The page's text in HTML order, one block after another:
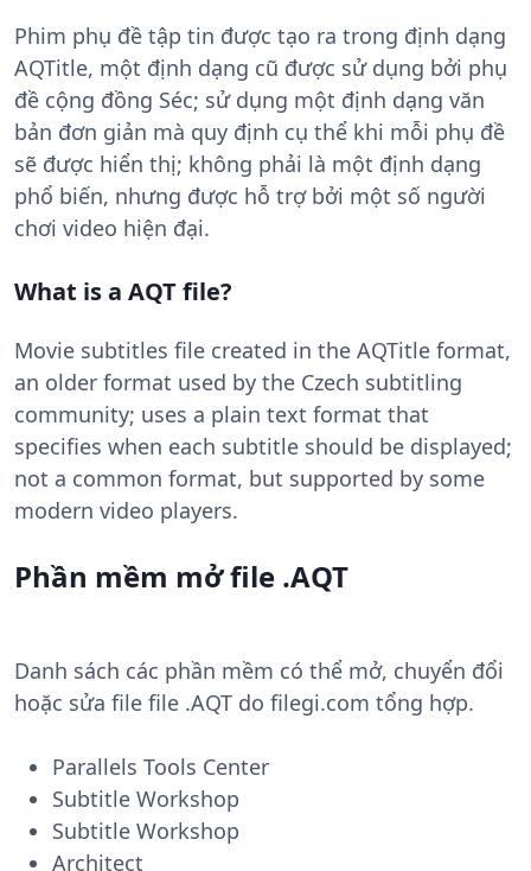
Phim phụ đề tập tin được tạo ra trong định dạng
AQTitle, một định dạng cũ được sử dụng bởi phụ
đề cộng đồng Séc; sử dụng một định dạng văn
bản đơn giản mà quy định cụ thể khi mỗi phụ đề
sẽ được hiển thị; không phải là một định dạng
phổ biến, nhưng được hỗ trợ bởi một số người
chơi video hiện đại.
What is a AQT file?
Movie subtitles file created in the AQTitle format,
an older format used by the Czech subtitling
community; uses a plain text format that
specifies when each subtitle should be displayed;
not a common format, but supported by some
modern video players.
Phần mềm mở file .AQT
Danh sách các phần mềm có thể mở, chuyển đổi
hoặc sửa file file .AQT do filegi.com tổng hợp.
Parallels Tools Center
Subtitle Workshop
Subtitle Workshop
Architect